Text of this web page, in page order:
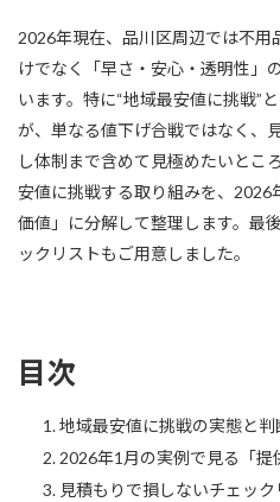
2026年現在、品川区周辺では不用
けでなく「早さ・安心・透明性」
います。特に“地域最安値に挑戦”
が、単なる値下げ合戦ではなく、
し体制まで含めて見極めたいとこ
安値に挑戦する取り組みを、
価値」に分解して整理します。最
ックリストもご用意しました。
目次
地域最安値に挑戦の実態と判
2026年1月の実例で見る「提
見積もりで損しないチェック